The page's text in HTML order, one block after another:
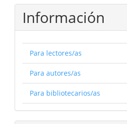
Información
Para lectores/as
Para autores/as
Para bibliotecarios/as